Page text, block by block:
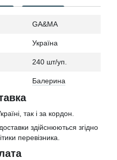
GA&MA
Україна
240 шт/уп.
Балерина
так і за кордон.
здійснюються згідно
перевізника.